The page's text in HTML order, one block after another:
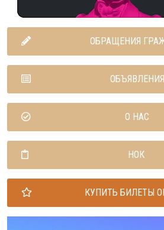
ОБРАЩЕНИЯ
ОБЪЯВЛЕНИЯ
О НАС
НОК
КУПИТЬ БИЛЕТЫ